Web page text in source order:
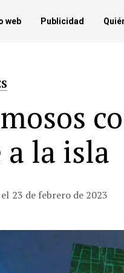
web Publicidad
la isla
el 23 de febrero de 2023